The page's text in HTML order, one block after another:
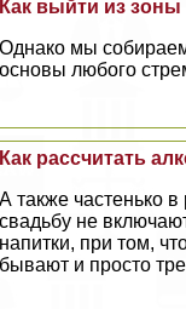
Как выйти из
Однако мы
основы любого
Как рассчитать
А также частенько в
свадьбу не
напитки, при том,
бывают и просто